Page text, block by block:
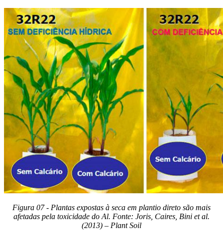
Figura 07 - Plantas expostas à seca em plantio direto são mais
afetadas pela toxicidade do Al. Fonte: Joris, Caires, Bini et al.
(2013) – Plant Soil